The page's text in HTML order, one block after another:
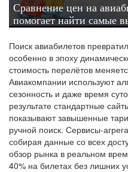
Сравнение цен на
помогает найти самые
Поиск авиабилетов
особенно в эпоху
стоимость перелётов
Авиакомпании используют
сезонность и даже время
результате стандартные
показывают завышенные
ручной поиск. Сервисы-
собирая данные со всех
обзор рынка в реальном
40% на билетах без лишних